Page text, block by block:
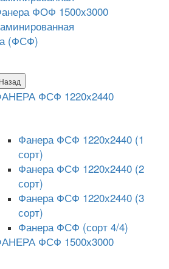
ФОФ 1500x3000
(ФСФ)
Назад
ФСФ 1220х2440
Фанера ФСФ 1220х2440 (1
сорт)
Фанера ФСФ 1220х2440 (2
сорт)
Фанера ФСФ 1220х2440 (3
сорт)
Фанера ФСФ (сорт 4/4)
ФСФ 1500х3000